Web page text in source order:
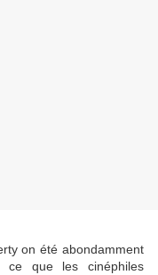
on été abondamment
ce que les cinéphiles